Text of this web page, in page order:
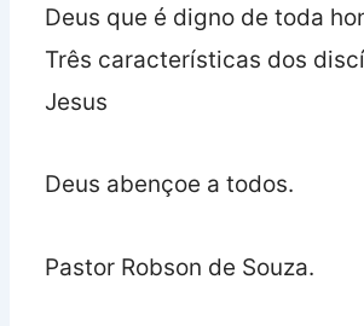
Deus que é digno de toda
Três características dos
Jesus
Deus abençoe a todos.
Pastor Robson de Souza.